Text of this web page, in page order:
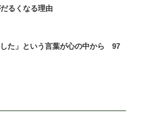
るくなる理由
した」という言葉が心の中から 97